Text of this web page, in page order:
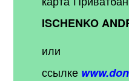
ISCHENKO
ссылке